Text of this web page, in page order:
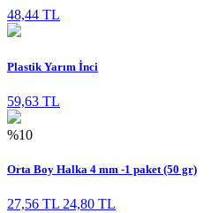
48,44 TL
Plastik Yarım İnci
59,63 TL
%10
Orta Boy Halka 4 mm -1 paket (50 gr)
27,56 TL 24,80 TL